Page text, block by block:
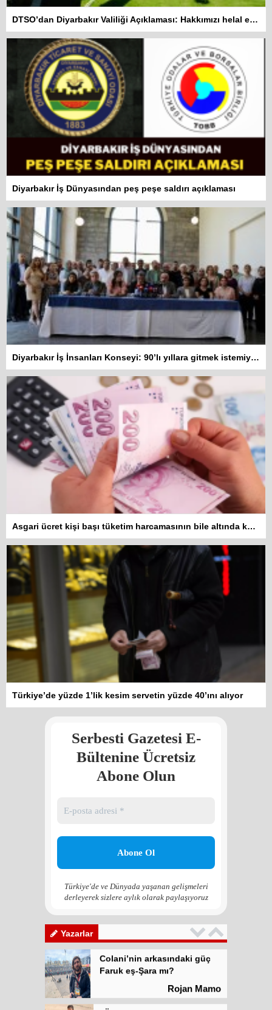
DTSO’dan Diyarbakır Valiliği Açıklaması: Hakkımızı helal etmiyoruz
Diyarbakır İş Dünyasından peş peşe saldırı açıklaması
Diyarbakır İş İnsanları Konseyi: 90’lı yıllara gitmek istemiyoruz
Asgari ücret kişi başı tüketim harcamasının bile altında kaldı
Türkiye’de yüzde 1’lik kesim servetin yüzde 40’ını alıyor
Serbesti Gazetesi E-
Bültenine Ücretsiz
Abone Olun
Türkiye'de ve Dünyada yaşanan gelişmeleri
derleyerek sizlere aylık olarak paylaşıyoruz
Yazarlar
Kadına şiddet “Devlet” eliyle
meşrulaştırılıyor
Atilla Yüceak
Colani’nin arkasındaki güç
Faruk eş-Şara mı?
Hark Denklemi
Çözüm Süreci’nin yeniden
Kadına şiddet “Devlet” eliyle
meşrulaştırılıyor
Atilla Yüceak
Colani’nin arkasındaki güç
Faruk eş-Şara mı?
Rojan Mamo